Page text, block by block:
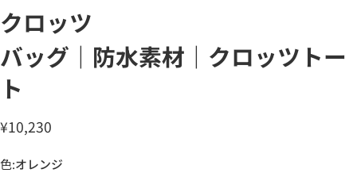
クロッツ
バッグ｜防水素材｜クロッツトー
ト
¥10,230
色
色:オレンジ